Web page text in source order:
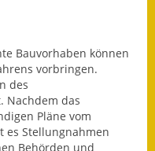
2015
2016
Bauvorhaben können
vorbringen.
des
Nachdem das
Pläne vom
es Stellungnahmen
Behörden und